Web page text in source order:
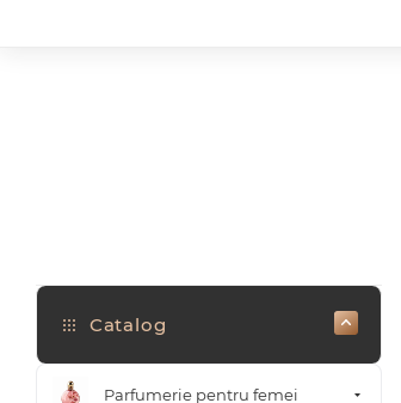
Catalog
Parfumerie pentru femei